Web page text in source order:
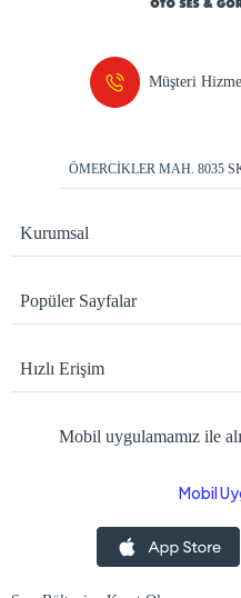
Müşteri
ÖMERCİKLER MAH. 8035
Kurumsal
Popüler Sayfalar
Hızlı Erişim
Mobil uygulamamız ile
Mobil